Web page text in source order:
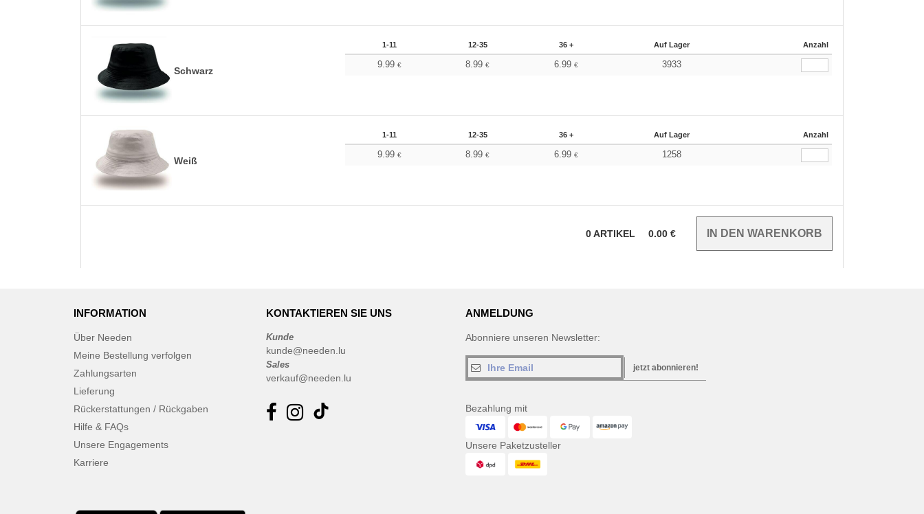
Schwarz
1-11 12-35 36 + Auf Lager Anzahl
9.99 € 8.99€ 6.99€ 3933
Weiß
1-11 12-35 36 + Auf Lager Anzahl
9.99 € 8.99€ 6.99€ 1258
0ARTIKEL 0.00 €
INFORMATION
Über Needen
Meine Bestellung verfolgen
Zahlungsarten
Lieferung
Rückerstattungen / Rückgaben
Hilfe & FAQs
Unsere Engagements
Karriere
KONTAKTIEREN SIE UNS
Kunde
kunde@needen.lu
Sales
verkauf@needen.lu
ANMELDUNG
Abonniere unseren Newsletter:
jetzt abonnieren!
Bezahlung mit
Unsere Paketzusteller